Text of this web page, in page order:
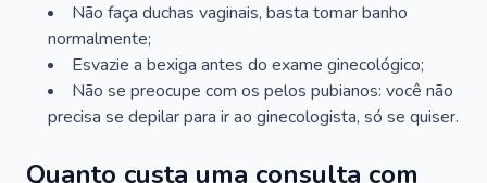
Não faça duchas vaginais, basta tomar banho
normalmente;
Esvazie a bexiga antes do exame ginecológico;
Não se preocupe com os pelos pubianos: você não
precisa se depilar para ir ao ginecologista, só se quiser.
Quanto custa uma consulta com